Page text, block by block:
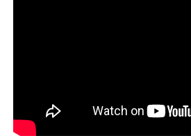
potabilización y la continuidad del
potable.